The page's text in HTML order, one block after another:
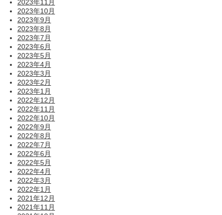
2023年11月
2023年10月
2023年9月
2023年8月
2023年7月
2023年6月
2023年5月
2023年4月
2023年3月
2023年2月
2023年1月
2022年12月
2022年11月
2022年10月
2022年9月
2022年8月
2022年7月
2022年6月
2022年5月
2022年4月
2022年3月
2022年1月
2021年12月
2021年11月